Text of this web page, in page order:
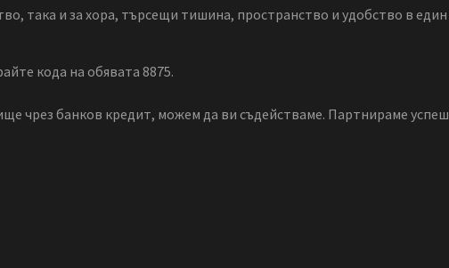
така и за хора, търсещи тишина, пространство и удобство в
кода на обявата 8875.
чрез банков кредит, можем да ви съдействаме. Партнираме